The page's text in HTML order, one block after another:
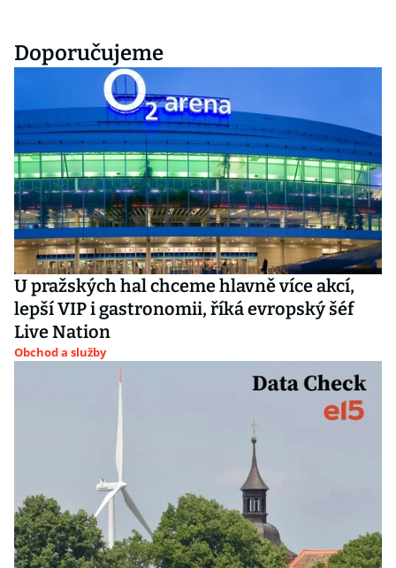
Doporučujeme
U pražských hal chceme hlavně více akcí,
lepší VIP i gastronomii, říká evropský šéf
Live Nation
Obchod a služby